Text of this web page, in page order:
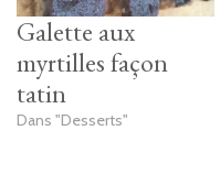
Galette aux
myrtilles façon
tatin
Dans "Desserts"